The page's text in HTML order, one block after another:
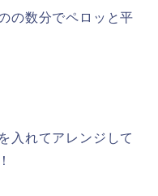
の数分でペロッと平
入れてアレンジして